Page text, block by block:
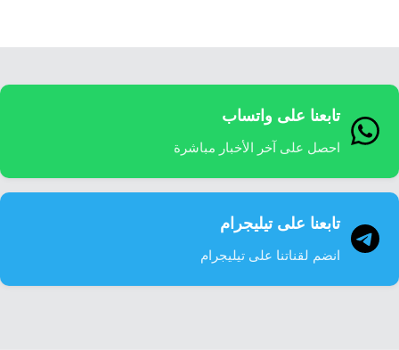
تابعنا على واتساب
احصل على آخر الأخبار مباشرة
تابعنا على تيليجرام
انضم لقناتنا على تيليجرام